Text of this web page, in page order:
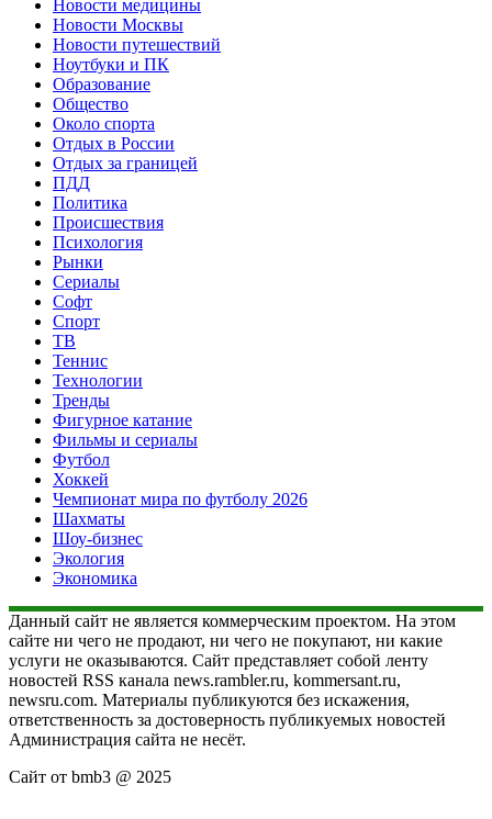
Новости медицины
Новости Москвы
Новости путешествий
Ноутбуки и ПК
Образование
Общество
Около спорта
Отдых в России
Отдых за границей
ПДД
Политика
Происшествия
Психология
Рынки
Сериалы
Софт
Спорт
ТВ
Теннис
Технологии
Тренды
Фигурное катание
Фильмы и сериалы
Футбол
Хоккей
Чемпионат мира по футболу 2026
Шахматы
Шоу-бизнес
Экология
Экономика
Данный сайт не является коммерческим проектом. На этом
сайте ни чего не продают, ни чего не покупают, ни какие
услуги не оказываются. Сайт представляет собой ленту
новостей RSS канала news.rambler.ru, kommersant.ru,
newsru.com. Материалы публикуются без искажения,
ответственность за достоверность публикуемых новостей
Администрация сайта не несёт.
Сайт от bmb3 @ 2025